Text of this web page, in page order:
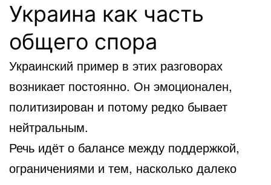
Украина как часть
общего спора
Украинский пример в этих разговорах
возникает постоянно. Он эмоционален,
политизирован и потому редко бывает
нейтральным.
Речь идёт о балансе между поддержкой,
ограничениями и тем, насколько далеко